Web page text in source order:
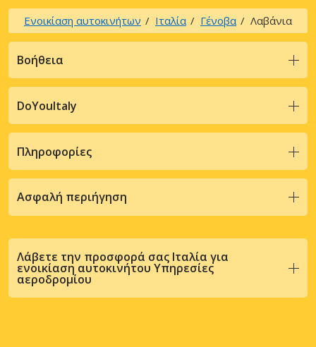
Ενοικίαση αυτοκινήτων Ιταλία Γένοβα Λαβάνια
Βοήθεια
DoYouItaly
Πληροφορίες
Ασφαλή περιήγηση
Λάβετε την προσφορά σας Ιταλία για
ενοικίαση αυτοκινήτου Υπηρεσίες
αεροδρομίου